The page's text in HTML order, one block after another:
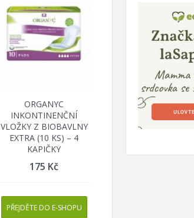
ORGANYC
INKONTINENČNÍ
VLOŽKY Z BIOBAVLNY
EXTRA (10 KS) – 4
KAPIČKY
175 Kč
PŘEJDĚTE DO E-SHOPU